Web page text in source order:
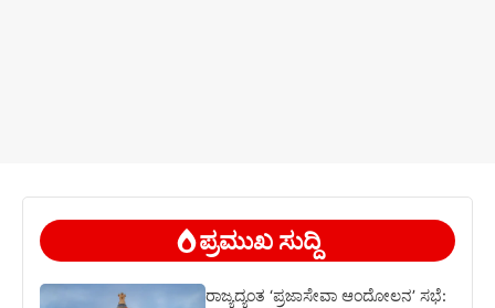
ಪ್ರಮುಖ ಸುದ್ದಿ
ರಾಜ್ಯದ್ಯಂತ ‘ಪ್ರಜಾಸೇವಾ ಆಂದೋಲನ’ ಸಭೆ: